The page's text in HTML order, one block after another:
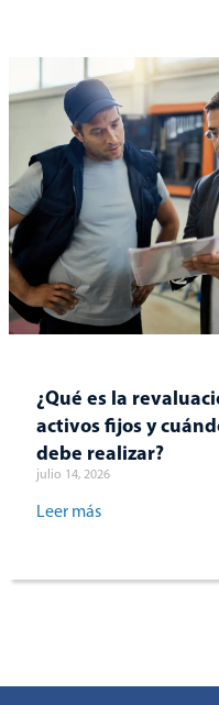
¿Qué es la
activos fijos y
debe realizar?
julio 14, 2026
Leer más